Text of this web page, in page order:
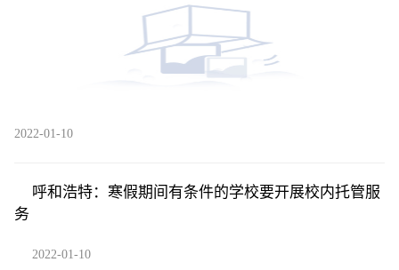
2022-01-10
呼和浩特：寒假期间有条件的学校要开展校内托管服
务
2022-01-10